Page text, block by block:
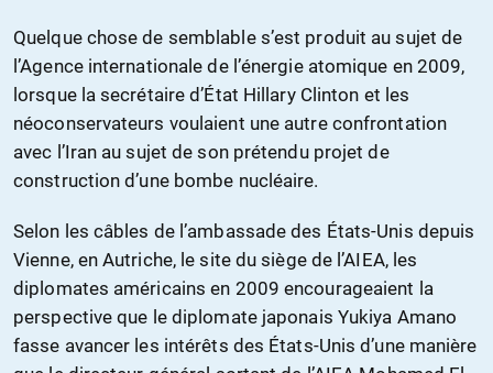
Quelque chose de semblable s’est produit au sujet de
l’Agence internationale de l’énergie atomique en 2009,
lorsque la secrétaire d’État Hillary Clinton et les
néoconservateurs voulaient une autre confrontation
avec l’Iran au sujet de son prétendu projet de
construction d’une bombe nucléaire.
Selon les câbles de l’ambassade des États-Unis depuis
Vienne, en Autriche, le site du siège de l’AIEA, les
diplomates américains en 2009 encourageaient la
perspective que le diplomate japonais Yukiya Amano
fasse avancer les intérêts des États-Unis d’une manière